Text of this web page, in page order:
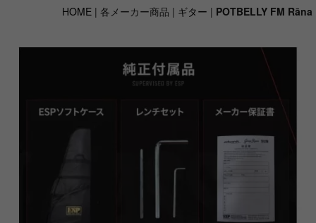
HOME | 各メーカー商品 | ギター | POTBELLY FM Rāna